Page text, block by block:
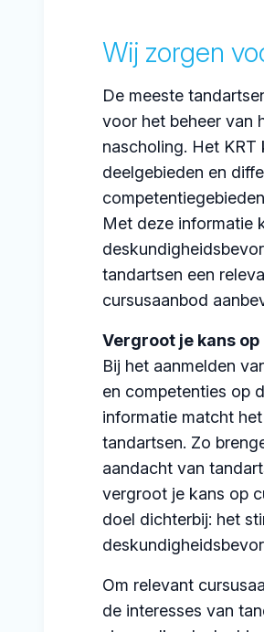
Wij zorgen
De meeste
voor het beheer van
nascholing. Het
deelgebieden en
Met deze informatie
tandartsen een
cursusaanbod
Vergroot je kans
Bij het aanmelden
en competenties op
informatie matcht
tandartsen. Zo
aandacht van
vergroot je kans op
doel dichterbij: het
Om relevant
de interesses van